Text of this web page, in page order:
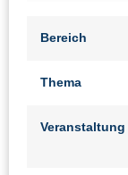
Bereich
Thema
Veranstaltung